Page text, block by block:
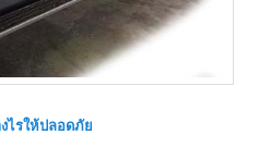
ไรให้ปลอดภัย